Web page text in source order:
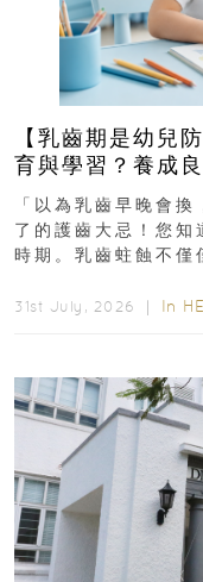
【乳齒期是幼兒
育與學習？養成良好口腔
瑯質 兒童牙膏防
「以為乳齒早晚會
了的護齒大忌！您知
時期。乳齒蛀蝕不僅
31st July, 2026 ｜ In